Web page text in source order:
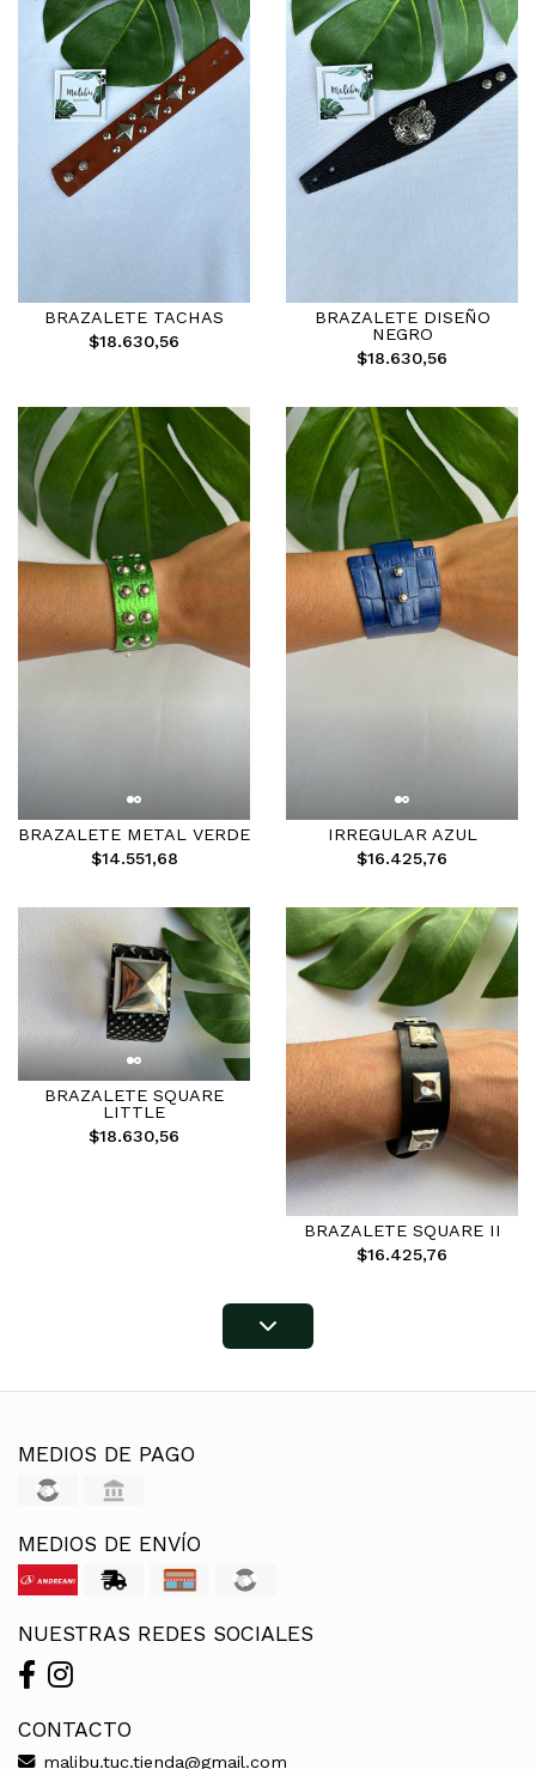
BRAZALETE TACHAS
$18.630,56
BRAZALETE DISEÑO
NEGRO
$18.630,56
BRAZALETE METAL VERDE
$14.551,68
IRREGULAR AZUL
$16.425,76
BRAZALETE SQUARE
LITTLE
$18.630,56
BRAZALETE SQUARE II
$16.425,76
MEDIOS DE PAGO
MEDIOS DE ENVÍO
NUESTRAS REDES SOCIALES
CONTACTO
malibu.tuc.tienda@gmail.com